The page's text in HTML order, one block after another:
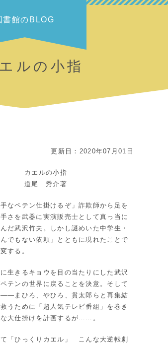
書館のBLOG
ルの小指
更新日：2020年07月01日
カエルの小指
道尾 秀介著
手なペテン仕掛けるぞ」詐欺師から足を
さを武器に実演販売士として真っ当に
だ武沢竹夫。しかし謎めいた中学生・
でもない依頼」とともに現れたことで
する。
生きるキョウを目の当たりにした武沢
テンの世界に戻ることを決意。そして
まひろ、やひろ、貫太郎らと再集結
うために「超人気テレビ番組」を巻き
大仕掛けを計画するが……。
「ひっくりカエル」 こんな大逆転劇